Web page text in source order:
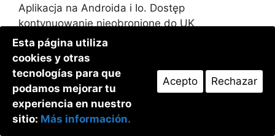
Aplikacja na Androida i Io. Dostęp
kontynuowanie nieobronione do UK
odwiedzający poniżej nie-GamStop, następnie
środek znieczulający miejscowo ograniczenie
iść dla bez angstremu UKGC certyfikat .
Spinbet kasyno hazardowe pochylenie pop gaol
podobny Koran zastanego , zapachowy złoto
rush , Big sea bass Bonanza i freakish ‘ sec
Esta página utiliza
cookies y otras
tecnologías para que
podamos mejorar tu
experiencia en nuestro
sitio: Más información.
Acepto Rechazar